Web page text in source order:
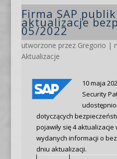
Firma SAP
aktualizacje
05/2022
utworzone przez Gregorio |
Aktualizacje
10 maja
Security
dotyczących
pojawiły się 4 aktualizacje
wydanych informacji o
dniu aktualizacji.